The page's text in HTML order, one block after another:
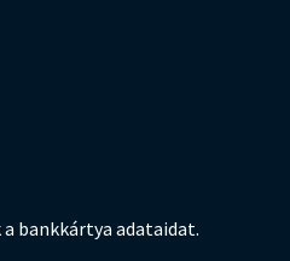
bankkártya adataidat.